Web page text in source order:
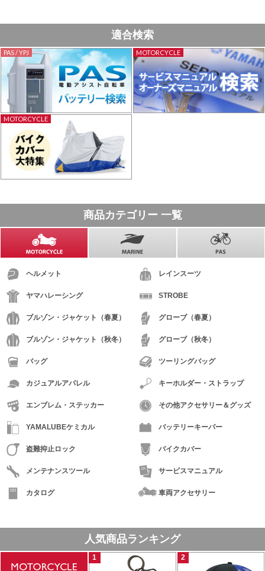
適合検索
PAS / YPJ MOTORCYCLE
MOTORCYCLE
商品カテゴリー 一覧
MOTORCYCLE
ヘルメット レインスーツ
ヤマハレーシング STROBE
ブルゾン・ジャケット（春夏） グローブ（春夏）
ブルゾン・ジャケット（秋冬） グローブ（秋冬）
バッグ ツーリングバッグ
カジュアルアパレル キーホルダー・ストラップ
エンブレム・ステッカー その他アクセサリー＆グッズ
YAMALUBEケミカル バッテリーキーパー
盗難抑止ロック バイクカバー
メンテナンスツール サービスマニュアル
カタログ 車両アクセサリー
人気商品ランキング